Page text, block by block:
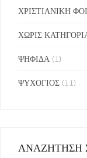
ΧΡΙΣΤΙΑΝΙΚΗ
ΧΩΡΙΣ
ΨΗΦΙΔΑ (1)
ΨΥΧΟΓΙΟΣ (11)
ΑΝΑΖΗΤΗΣΗ